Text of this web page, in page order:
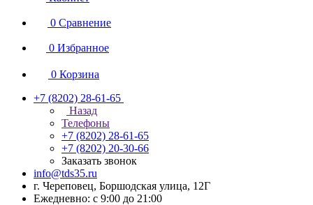
0 Сравнение
0 Избранное
0 Корзина
+7 (8202) 28‑61-65
Назад
Телефоны
+7 (8202) 28‑61-65
+7 (8202) 20‑30-66
Заказать звонок
info@tds35.ru
г. Череповец, Боршодская улица, 12Г
Ежедневно: с 9:00 до 21:00